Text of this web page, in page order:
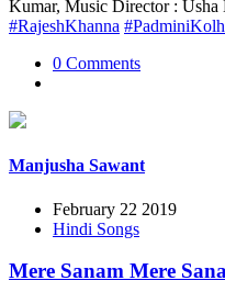
Kumar, Music Director : Usha
#RajeshKhanna
0 Comments
Manjusha Sawant
February 22 2019
Hindi Songs
Mere Sanam Mere